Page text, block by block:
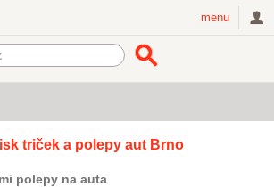
menu
triček a polepy aut Brno
polepy na auta